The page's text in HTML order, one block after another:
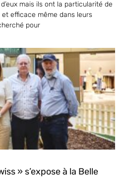
mais ils ont la particularité de
efficace même dans leurs
pour
» s’expose à la Belle